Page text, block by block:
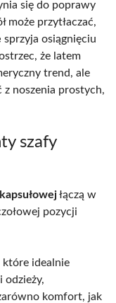
się do poprawy
może przytłaczać,
sprzyja osiągnięciu
że latem
trend, ale
z noszenia prostych,
szafy
łączą w
pozycji
które idealnie
odzieży,
komfort, jak